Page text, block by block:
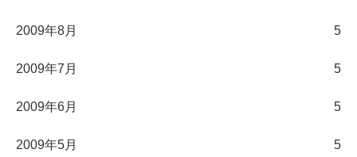
2009年8月 5
2009年7月 5
2009年6月 5
2009年5月 5